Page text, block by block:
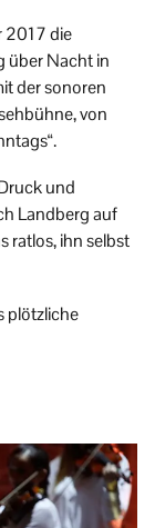
2017 die
über Nacht in
der sonoren
von
und
Landberg auf
ratlos, ihn selbst
plötzliche